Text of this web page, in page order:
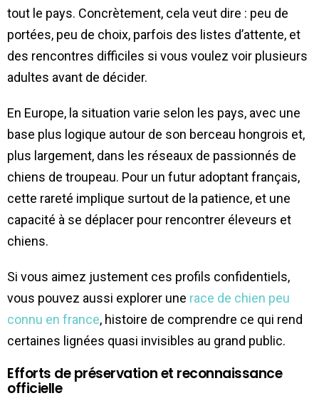
tout le pays. Concrètement, cela veut dire : peu de
portées, peu de choix, parfois des listes d’attente, et
des rencontres difficiles si vous voulez voir plusieurs
adultes avant de décider.
En Europe, la situation varie selon les pays, avec une
base plus logique autour de son berceau hongrois et,
plus largement, dans les réseaux de passionnés de
chiens de troupeau. Pour un futur adoptant français,
cette rareté implique surtout de la patience, et une
capacité à se déplacer pour rencontrer éleveurs et
chiens.
Si vous aimez justement ces profils confidentiels,
vous pouvez aussi explorer une race de chien peu
connu en france, histoire de comprendre ce qui rend
certaines lignées quasi invisibles au grand public.
Efforts de préservation et reconnaissance
officielle